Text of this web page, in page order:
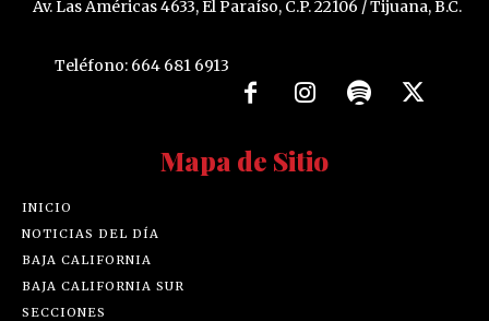
Av. Las Américas 4633, El Paraíso, C.P. 22106 / Tijuana, B.C.
Teléfono: 664 681 6913
Mapa de Sitio
INICIO
NOTICIAS DEL DÍA
BAJA CALIFORNIA
BAJA CALIFORNIA SUR
SECCIONES